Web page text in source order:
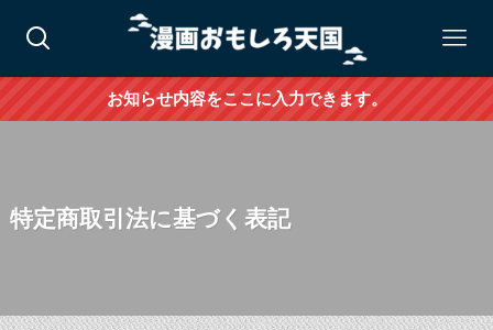
お知らせ内容をここに入力できます。
特定商取引法に基づく表記